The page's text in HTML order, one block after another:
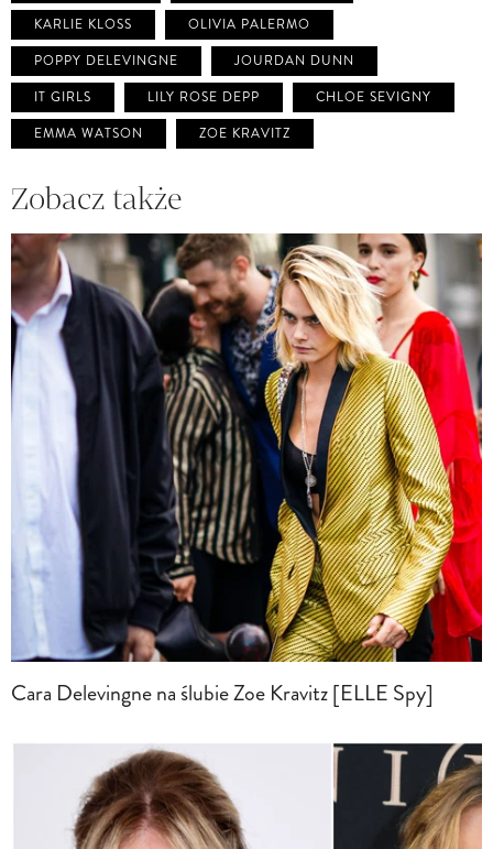
KARLIE KLOSS
OLIVIA PALERMO
POPPY DELEVINGNE
JOURDAN DUNN
IT GIRLS
LILY ROSE DEPP
CHLOE SEVIGNY
EMMA WATSON
ZOE KRAVITZ
Zobacz także
Cara Delevingne na ślubie Zoe Kravitz [ELLE Spy]